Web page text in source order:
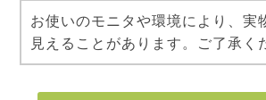
お使いのモニタや環境により、実
見えることがあります。ご了承く